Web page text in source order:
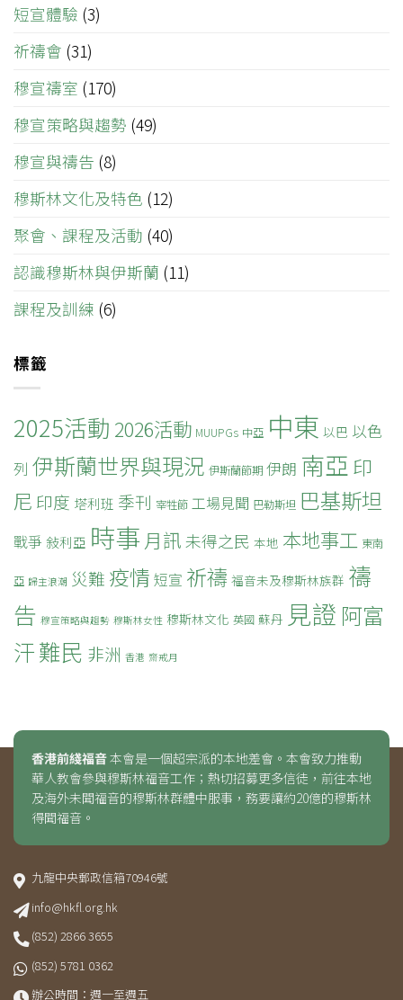
短宣體驗 (3)
祈禱會 (31)
穆宣禱室 (170)
穆宣策略與趨勢 (49)
穆宣與禱告 (8)
穆斯林文化及特色 (12)
聚會、課程及活動 (40)
認識穆斯林與伊斯蘭 (11)
課程及訓練 (6)
標籤
2025活動 2026活動 MUUPGs 中亞 中東 以巴 以色
列 伊斯蘭世界與現況 伊斯蘭節期 伊朗 南亞印
尼 印度 塔利班 季刊 宰牲節 工場見聞 巴勒斯坦 巴基斯坦
戰爭 敍利亞 時事 月訊未得之民 本地 本地事工 東南
亞 歸主浪潮 災難 疫情 短宣 祈禱 福音未及穆斯林族群 禱
告 穆宣策略與趨勢 穆斯林女性 穆斯林文化 英國 蘇丹 見證 阿富
汗難民 非洲 香港 齋戒月
香港前綫福音本會是一個超宗派的本地差會。本會致力推動
華人教會參與穆斯林福音工作；熱切招募更多信徒，前往本地
及海外未聞福音的穆斯林群體中服事，務要讓約20億的穆斯林
得聞福音。
九龍中央郵政信箱70946號
info@hkfl.org.hk
(852) 2866 3655
(852) 5781 0362
辦公時間：週一至週五